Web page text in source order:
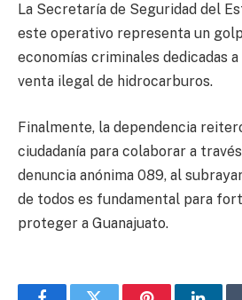
La Secretaría de Seguridad del
este operativo representa un
economías criminales dedicadas
venta ilegal de hidrocarburos.
Finalmente, la dependencia
ciudadanía para colaborar a
denuncia anónima 089, al
de todos es fundamental para
proteger a Guanajuato.